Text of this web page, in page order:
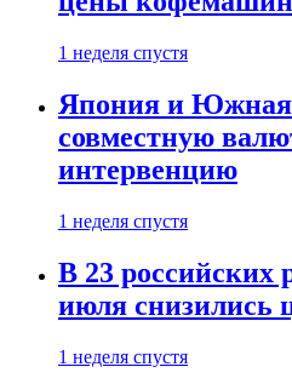
1 неделя спустя
Япония и Южная
совместную
интервенцию
1 неделя спустя
В 23 российских
июля снизились
1 неделя спустя